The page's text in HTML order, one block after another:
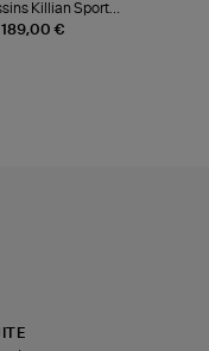
189,00 €
Killian Sport
Mousse